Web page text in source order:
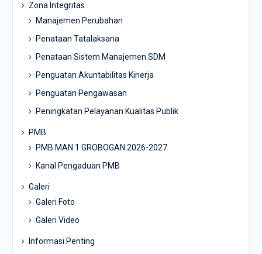
Zona Integritas
Manajemen Perubahan
Penataan Tatalaksana
Penataan Sistem Manajemen SDM
Penguatan Akuntabilitas Kinerja
Penguatan Pengawasan
Peningkatan Pelayanan Kualitas Publik
PMB
PMB MAN 1 GROBOGAN 2026-2027
Kanal Pengaduan PMB
Galeri
Galeri Foto
Galeri Video
Informasi Penting